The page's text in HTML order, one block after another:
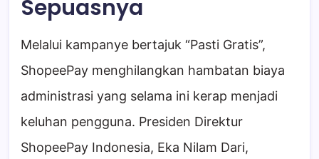
Sepuasnya
Melalui kampanye bertajuk “Pasti Gratis”,
ShopeePay menghilangkan hambatan biaya
administrasi yang selama ini kerap menjadi
keluhan pengguna. Presiden Direktur
ShopeePay Indonesia, Eka Nilam Dari,